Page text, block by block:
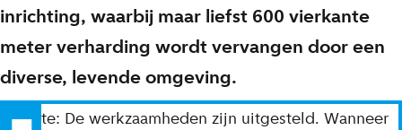
inrichting, waarbij maar liefst 600 vierkante
meter verharding wordt vervangen door een
diverse, levende omgeving.
Update: De werkzaamheden zijn uitgesteld. Wanneer